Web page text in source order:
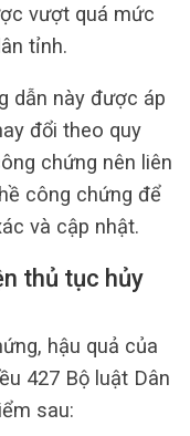
vượt quá mức
tỉnh.
dẫn này được áp
đổi theo quy
chứng nên liên
công chứng để
và cập nhật.
thủ tục hủy
hậu quả của
427 Bộ luật Dân
sau: